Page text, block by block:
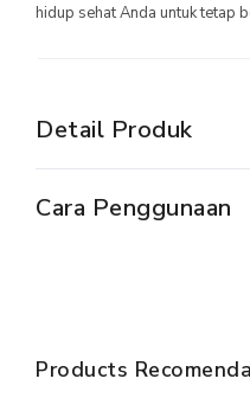
ECLAT BRACELET
LUMIFACE BEAUTY MASK
MILLIONAIRE PENDANT
hidup sehat Anda untuk tetap
Detail Produk
Cara Penggunaan
Products